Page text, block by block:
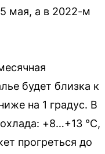
мая, а в 2022-м
будет близка к
на 1 градус. В
+8…+13 °C,
прогреться до